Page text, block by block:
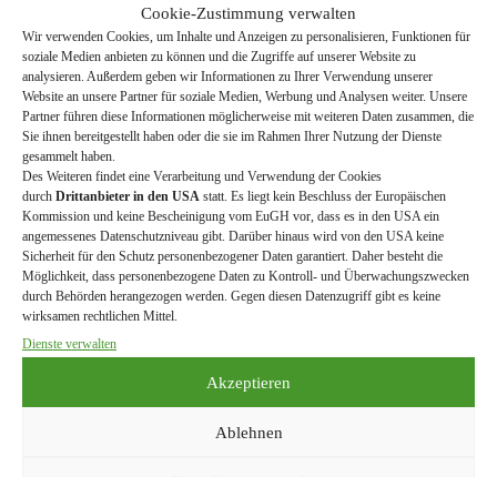
Cookie-Zustimmung verwalten
Wir verwenden Cookies, um Inhalte und Anzeigen zu personalisieren, Funktionen für
soziale Medien anbieten zu können und die Zugriffe auf unserer Website zu
analysieren. Außerdem geben wir Informationen zu Ihrer Verwendung unserer
Website an unsere Partner für soziale Medien, Werbung und Analysen weiter. Unsere
Partner führen diese Informationen möglicherweise mit weiteren Daten zusammen, die
Sie ihnen bereitgestellt haben oder die sie im Rahmen Ihrer Nutzung der Dienste
gesammelt haben.
Des Weiteren findet eine Verarbeitung und Verwendung der Cookies
durch Drittanbieter in den USA statt. Es liegt kein Beschluss der Europäischen
Kommission und keine Bescheinigung vom EuGH vor, dass es in den USA ein
angemessenes Datenschutzniveau gibt. Darüber hinaus wird von den USA keine
Sicherheit für den Schutz personenbezogener Daten garantiert. Daher besteht die
Möglichkeit, dass personenbezogene Daten zu Kontroll- und Überwachungszwecken
durch Behörden herangezogen werden. Gegen diesen Datenzugriff gibt es keine
wirksamen rechtlichen Mittel.
Dienste verwalten
Akzeptieren
Ablehnen
FUER News beziehen
Erhalte regelmäßig Infos zu unseren Aktivitäten, Terminen
und Wissenswertem rund um Natur & Umwelt in und um
Königstetten.
e-Mail
Ich akzeptiere die Datenschutzerklärung
Kontakt